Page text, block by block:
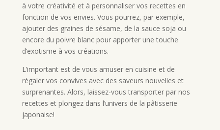
à votre créativité et à personnaliser vos recettes en
fonction de vos envies. Vous pourrez, par exemple,
ajouter des graines de sésame, de la sauce soja ou
encore du poivre blanc pour apporter une touche
d’exotisme à vos créations.
L’important est de vous amuser en cuisine et de
régaler vos convives avec des saveurs nouvelles et
surprenantes. Alors, laissez-vous transporter par nos
recettes et plongez dans l’univers de la pâtisserie
japonaise!